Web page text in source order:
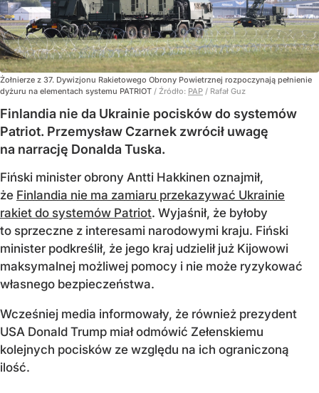
Żołnierze z 37. Dywizjonu Rakietowego Obrony Powietrznej rozpoczynają pełnienie
dyżuru na elementach systemu PATRIOT / Źródło: PAP / Rafał Guz
Finlandia nie da Ukrainie pocisków do systemów
Patriot. Przemysław Czarnek zwrócił uwagę
na narrację Donalda Tuska.
Fiński minister obrony Antti Hakkinen oznajmił,
że Finlandia nie ma zamiaru przekazywać Ukrainie
rakiet do systemów Patriot. Wyjaśnił, że byłoby
to sprzeczne z interesami narodowymi kraju. Fiński
minister podkreślił, że jego kraj udzielił już Kijowowi
maksymalnej możliwej pomocy i nie może ryzykować
własnego bezpieczeństwa.
Wcześniej media informowały, że również prezydent
USA Donald Trump miał odmówić Zełenskiemu
kolejnych pocisków ze względu na ich ograniczoną
ilość.